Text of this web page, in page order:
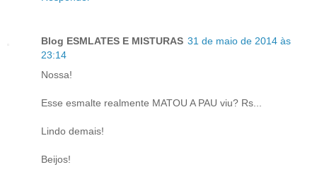
Blog ESMLATES E MISTURAS 31 de maio de 2014 às
23:14
Nossa!
Esse esmalte realmente MATOU A PAU viu? Rs...
Lindo demais!
Beijos!